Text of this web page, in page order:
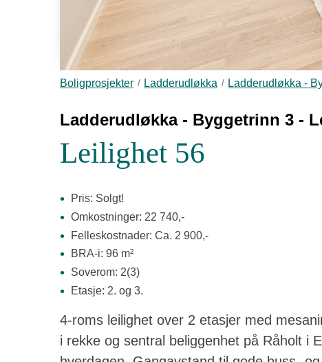
Boligprosjekter Ladderudløkka Ladderudløkka -
Ladderudløkka - Byggetrinn 3 -
Leilighet 56
Pris: Solgt!
Omkostninger: 22 740,-
Felleskostnader: Ca. 2 900,-
BRA-i: 96 m²
Soverom: 2(3)
Etasje: 2. og 3.
4-roms leilighet over 2 etasjer med
i rekke og sentral beliggenhet på Råholt i